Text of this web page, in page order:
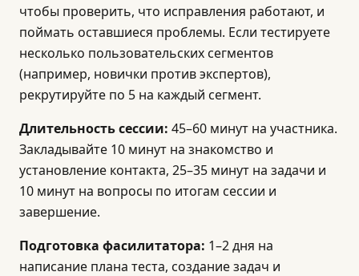
чтобы проверить, что исправления работают, и
поймать оставшиеся проблемы. Если тестируете
несколько пользовательских сегментов
(например, новички против экспертов),
рекрутируйте по 5 на каждый сегмент.
Длительность сессии: 45–60 минут на участника.
Закладывайте 10 минут на знакомство и
установление контакта, 25–35 минут на задачи и
10 минут на вопросы по итогам сессии и
завершение.
Подготовка фасилитатора: 1–2 дня на
написание плана теста, создание задач и